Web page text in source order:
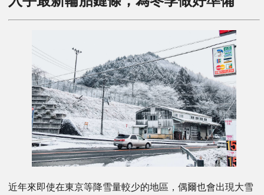
近年來即使在東京等降雪量較少的地區，偶爾也會出現大雪